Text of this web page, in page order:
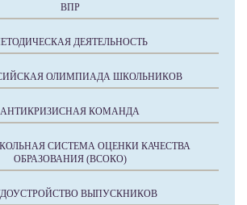
ВПР
ДЕЯТЕЛЬНОСТЬ
ОЛИМПИАДА ШКОЛЬНИКОВ
АНТИКРИЗИСНАЯ КОМАНДА
СИСТЕМА ОЦЕНКИ КАЧЕСТВА
ОБРАЗОВАНИЯ (ВСОКО)
ВЫПУСКНИКОВ